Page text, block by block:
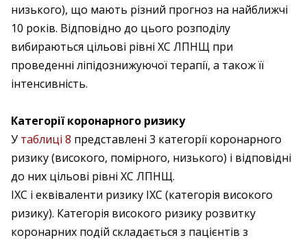
низького), що мають різний прогноз на найближчі
10 років. Відповідно до цього розподілу
вибираються цільові рівні ХС ЛПНЩ при
проведенні ліпідознижуючої терапії, а також її
інтенсивність.
Категорії коронарного ризику
У таблиці 8 представлені 3 категорії коронарного
ризику (високого, помірного, низького) і відповідні
до них цільові рівні ХС ЛПНЩ.
ІХС і еквіваленти ризику ІХС (категорія високого
ризику). Категорія високого ризику розвитку
коронарних подій складається з пацієнтів з